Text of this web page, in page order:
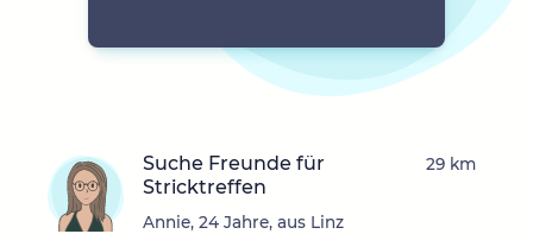
Suche Freunde für
Stricktreffen
Annie, 24 Jahre, aus Linz
29 km